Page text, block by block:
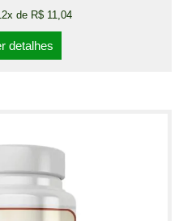
de R$ 11,04
detalhes